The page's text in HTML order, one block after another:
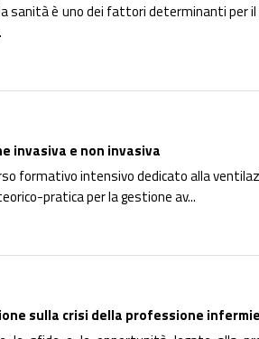
sanità è uno dei fattori determinanti
invasiva e non invasiva
formativo intensivo dedicato alla
pratica per la gestione av...
sulla crisi della professione